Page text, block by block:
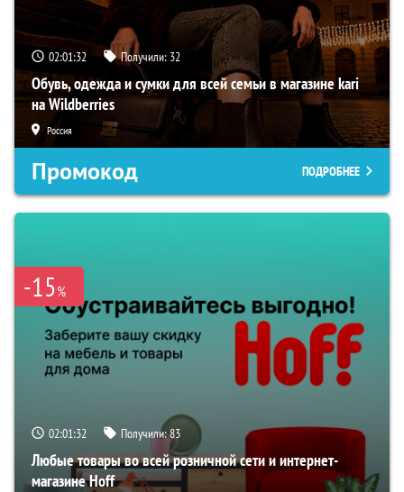
02:01:31 Получили: 32
Обувь, одежда и сумки для всей семьи в магазине kari
на Wildberries
Россия
Промокод ПОДРОБНЕЕ
-15%
02:01:31 Получили:83
Любые товары во всей розничной сети и интернет-
магазине Hoff